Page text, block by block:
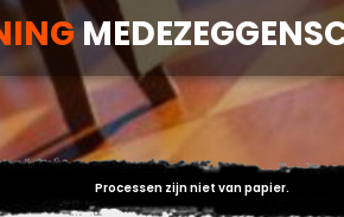
Processen zijn niet van papier.